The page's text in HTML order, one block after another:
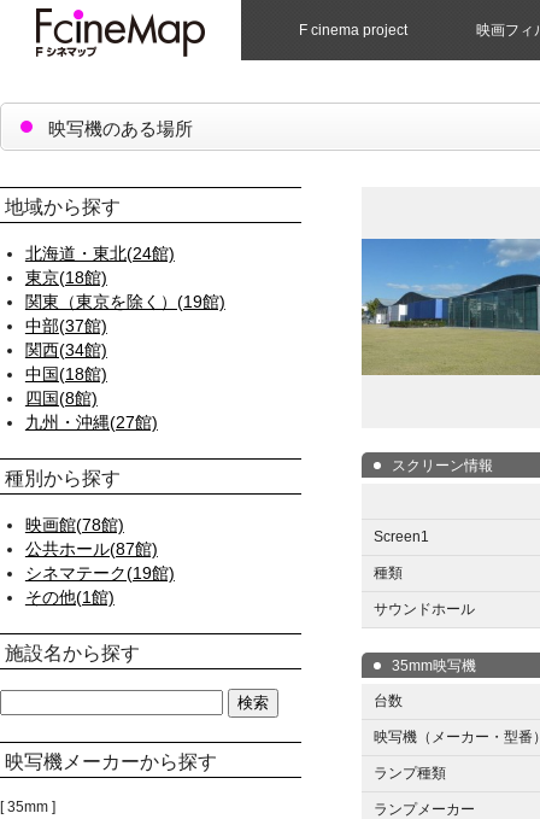
F cinema project 映画フィ
映写機のある場所
スクリーン情報
Screen1
種類
サウンドホール
35mm映写機
台数
映写機（メーカー・型番
ランプ種類
ランプメーカー
地域から探す
北海道・東北(24館)
東京(18館)
関東（東京を除く）(19館)
中部(37館)
関西(34館)
中国(18館)
四国(8館)
九州・沖縄(27館)
種別から探す
映画館(78館)
公共ホール(87館)
シネマテーク(19館)
その他(1館)
施設名から探す
映写機メーカーから探す
35mm